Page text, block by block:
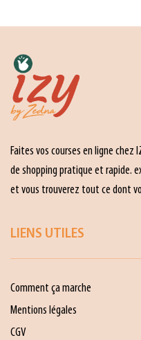
Faites vos courses en ligne chez
de shopping pratique et rapide.
et vous trouverez tout ce dont
LIENS UTILES
Comment ça marche
Mentions légales
CGV